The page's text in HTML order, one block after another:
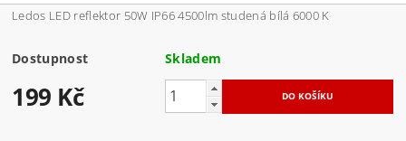
Ledos LED reflektor 50W IP66 4500lm studená bílá 6000 K
Dostupnost Skladem
199 Kč